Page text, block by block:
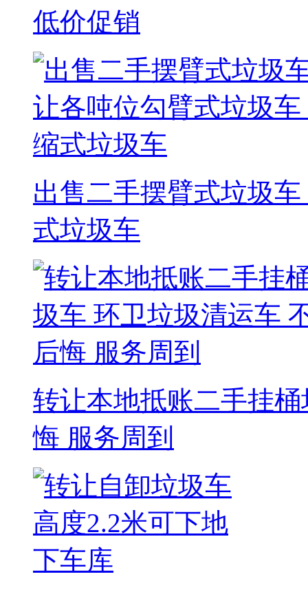
低价促销
出售二手摆臂式垃圾
式垃圾车
转让本地抵账二手挂
悔 服务周到